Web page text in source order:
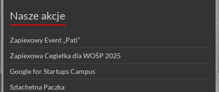
Nasze akcje
Zapiexowy Event „Pati”
Zapiexowa Cegiełka dla WOŚP 2025
Google for Startups Campus
Szlachetna Paczka